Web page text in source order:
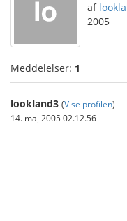
af
2005
Meddelelser: 1
lookland3 (Vise profilen)
14. maj 2005 02.12.56